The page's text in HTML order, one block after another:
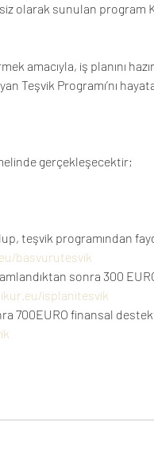
olarak sunulan program
amacıyla, iş planını
Teşvik Programı’nı
gerçekleşecektir;
teşvik programından
basvurutesvik
sonra 300
isplanitesvik
700EURO finansal